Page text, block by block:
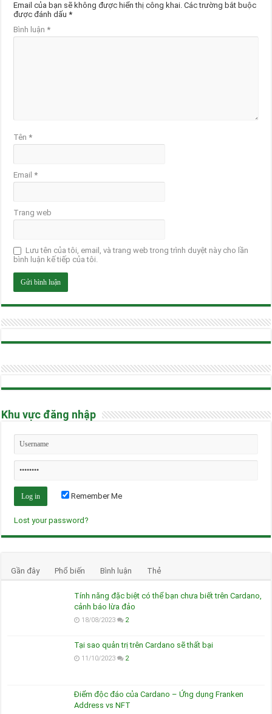
Email của bạn sẽ không được hiển thị công khai. Các trường bắt buộc
được đánh dấu*
Bình luận*
Tên*
Email*
Trang web
Lưu tên của tôi, email, và trang web trong trình duyệt này cho lần
bình luận kế tiếp của tôi.
Khu vực đăng nhập
Remember Me
Lost your password?
Gần đây Phổ biến Bình luận Thẻ
Tính năng đặc biệt có thể bạn chưa biết trên Cardano,
cảnh báo lừa đảo
18/08/2023 2
Tại sao quản trị trên Cardano sẽ thất bại
11/10/2023 2
Điểm độc đáo của Cardano – Ứng dụng Franken
Address vs NFT